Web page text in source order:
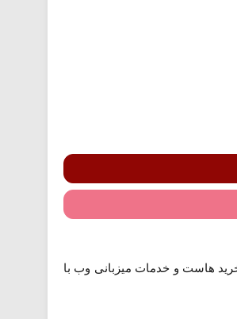
هاست و خدمات میزبانی وب با